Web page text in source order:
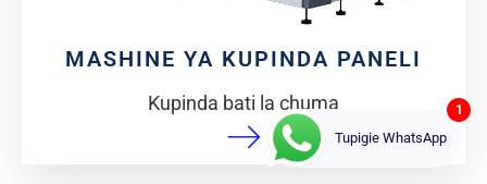
MASHINE YA KUPINDA PANELI
Kupinda bati la chuma 1
Tupigie WhatsApp